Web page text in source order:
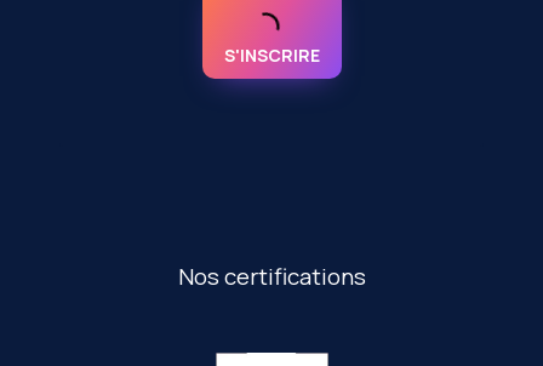
S'INSCRIRE
Nos certifications